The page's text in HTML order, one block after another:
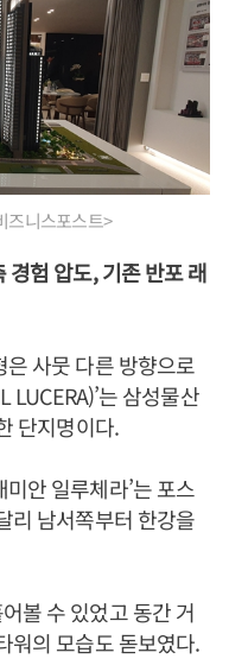
즈니스포스트>
험 압도, 기존 반포 래
은 사뭇 다른 방향으로
LUCERA)’는 삼성물산
단지명이다.
안 일루체라’는 포스
리 남서쪽부터 한강을
볼 수 있었고 동간 거
워의 모습도 돋보였다.